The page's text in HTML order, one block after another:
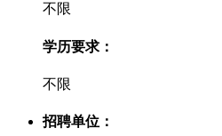
不限
学历要求：
不限
招聘单位：